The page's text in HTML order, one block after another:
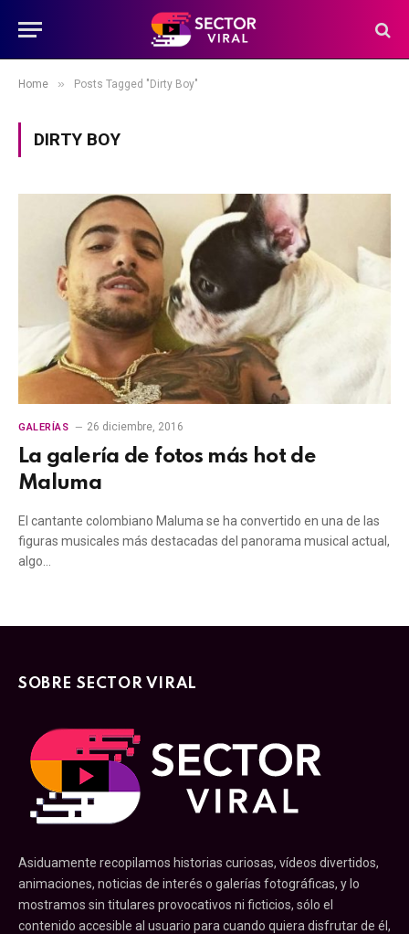
Home » Posts Tagged "Dirty Boy"
DIRTY BOY
GALERÍAS 26 diciembre, 2016
La galería de fotos más hot de
Maluma
El cantante colombiano Maluma se ha convertido en una de las
figuras musicales más destacadas del panorama musical actual,
algo…
SOBRE SECTOR VIRAL
Asiduamente recopilamos historias curiosas, vídeos divertidos,
animaciones, noticias de interés o galerías fotográficas, y lo
mostramos sin titulares provocativos ni ficticios, sólo el
contenido accesible al usuario para cuando quiera disfrutar de él,